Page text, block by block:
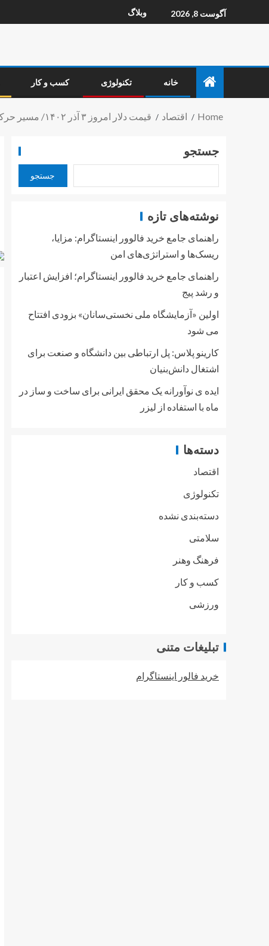
آگوست 8, 2026 وبلاگ
خانه تکنولوژی کسب و کار
Home اقتصاد قیمت دلار امروز ۳ آذر ۱۴۰۲/ مسیر حرکت دلار اشکار شد؟
جستجو
جستجو
نوشته‌های تازه
راهنمای جامع خرید فالوور اینستاگرام: مزایا،
ریسک‌ها و استراتژی‌های امن
راهنمای جامع خرید فالوور اینستاگرام؛ افزایش اعتبار
و رشد پیج
اولین «آزمایشگاه ملی نخستی‌سانان» بزودی افتتاح
می شود
کارینو پلاس: پل ارتباطی بین دانشگاه و صنعت برای
اشتغال دانش‌بنیان
ایده ی نوآورانه یک محقق ایرانی برای ساخت و ساز در
ماه با استفاده از لیزر
دسته‌ها
اقتصاد
تکنولوژی
دسته‌بندی نشده
سلامتی
فرهنگ وهنر
کسب و کار
ورزشی
تبلیغات متنی
خرید فالور اینستاگرام